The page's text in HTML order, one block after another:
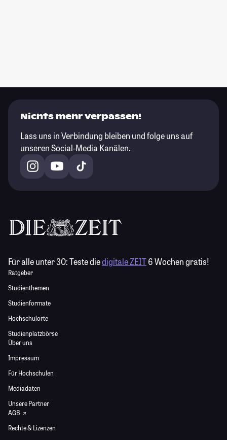
Nichts mehr verpassen!
Lass uns in Verbindung bleiben und folge uns auf
unseren Social-Media Kanälen.
Für alle unter 30:Teste diedigitale ZEIT6 Wochen gratis!
Ratgeber
Studienthemen
Studienformate
Hochschulorte
Studienplatzbörse
Über uns
Impressum
Für Hochschulen
Mediadaten
Unsere Partner
AGB
Rechte & Lizenzen